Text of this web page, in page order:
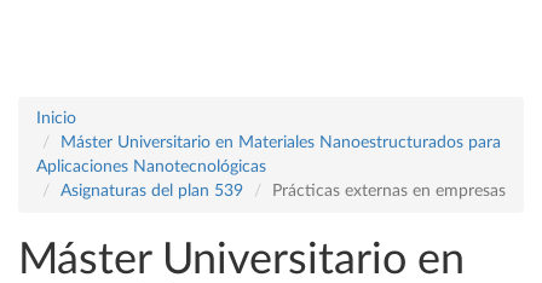
Inicio
Máster Universitario en Materiales Nanoestructurados para
Aplicaciones Nanotecnológicas
Asignaturas del plan 539
Prácticas externas en empresas
Máster Universitario en